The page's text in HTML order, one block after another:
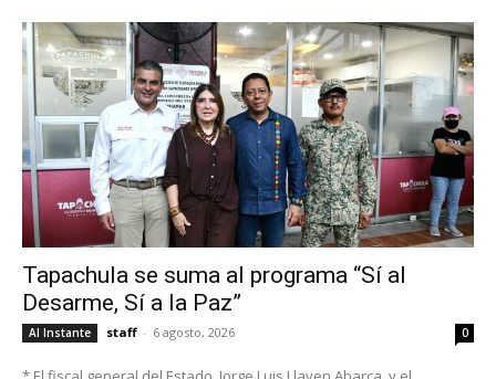
Tapachula se suma al programa “Sí al
Desarme, Sí a la Paz”
Al Instante staff - 6 agosto, 2026 0